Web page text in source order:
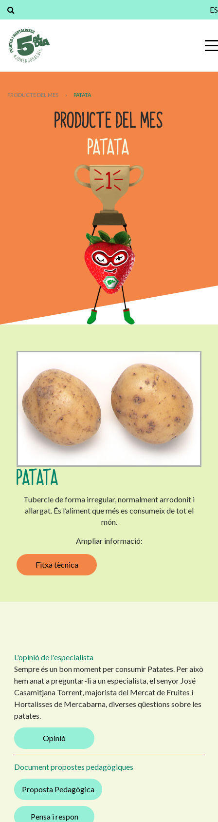
ES
PRODUCTE DEL MES › PATATA
PRODUCTE DEL MES
PATATA
PATATA
Tubercle de forma irregular, normalment arrodonit i
allargat. És l’aliment que més es consumeix de tot el
món.
Ampliar informació:
Fitxa tècnica
L'opinió de l'especialista
Sempre és un bon moment per consumir Patates. Per això
hem anat a preguntar-li a un especialista, el senyor José
Casamitjana Torrent, majorista del Mercat de Fruites i
Hortalisses de Mercabarna, diverses qüestions sobre les
patates.
Opinió
Document propostes pedagògiques
Proposta Pedagògica
Pensa i respon